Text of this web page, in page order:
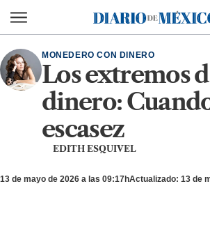
Diario de México
MONEDERO CON DINERO
Los extremos
dinero:
escasez
EDITH ESQUIVEL
13 de mayo de 2026 a las 09:17hActualizado: 13 de